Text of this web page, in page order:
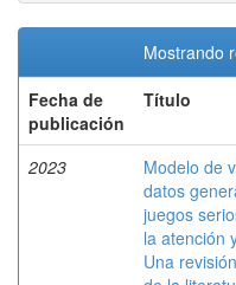
Mostrando
Fecha de
publicación
Título
2023
Modelo de
datos
juegos
la atención
Una